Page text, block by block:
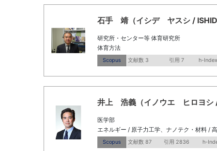
石手 靖（イシデ ヤスシ /
研究所・センター等 体育研究所
体育方法
Scopus 文献数 3 引用 7 h-
井上 浩義（イノウエ ヒロヨシ
医学部
エネルギー / 原子力工学、ナノテク・材料 /
Scopus 文献数 87 引用 2836 h-